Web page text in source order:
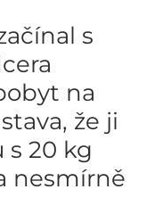
s
na
že ji
20 kg
nesmírně